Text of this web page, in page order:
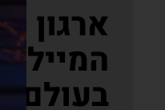
ארגון
המיילדות
בעולם